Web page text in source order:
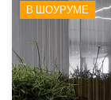
В ШОУРУМЕ